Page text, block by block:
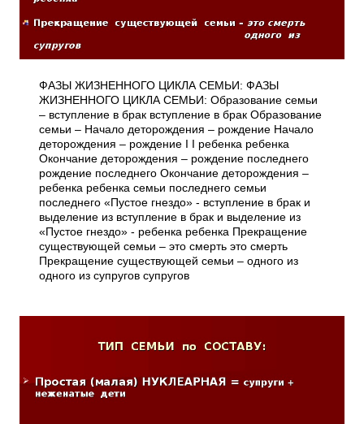
ФАЗЫ ЖИЗНЕННОГО ЦИКЛА СЕМЬИ: ФАЗЫ
ЖИЗНЕННОГО ЦИКЛА СЕМЬИ: Образование семьи
– вступление в брак вступление в брак Образование
семьи – Начало деторождения – рождение Начало
деторождения – рождение I I ребенка ребенка
Окончание деторождения – рождение последнего
рождение последнего Окончание деторождения –
ребенка ребенка семьи последнего семьи
последнего «Пустое гнездо» - вступление в брак и
выделение из вступление в брак и выделение из
«Пустое гнездо» - ребенка ребенка Прекращение
существующей семьи – это смерть это смерть
Прекращение существующей семьи – одного из
одного из супругов супругов